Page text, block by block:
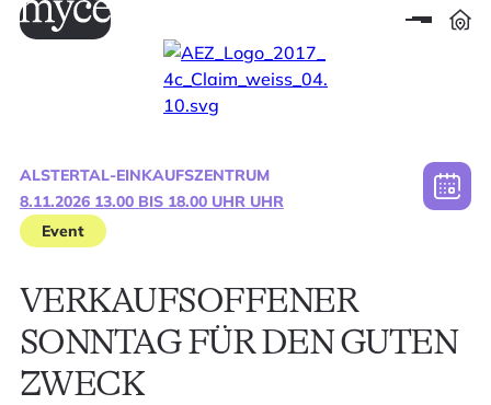
ALSTERTAL-EINKAUFSZENTRUM
8.11.2026 13.00 BIS 18.00 UHR UHR
Event
VERKAUFSOFFENER
SONNTAG FÜR DEN GUTEN
ZWECK